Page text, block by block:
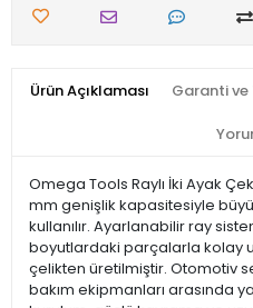
Ürün Açıklaması Garanti
Omega Tools Raylı İki Ayak
mm genişlik kapasitesiyle
kullanılır. Ayarlanabilir ray
boyutlardaki parçalarla kolay
çelikten üretilmiştir. Otomotiv
bakım ekipmanları arasında